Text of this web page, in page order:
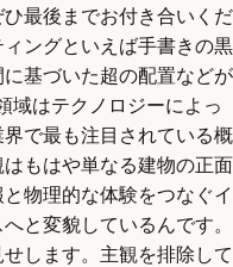
最後までお付き合いくだ
ングといえば手書きの黒
基づいた超の配置などが
域はテクノロジーによっ
で最も注目されている概
もはや単なる建物の正面
物理的な体験をつなぐイ
と変貌しているんです。
します。主観を排除して